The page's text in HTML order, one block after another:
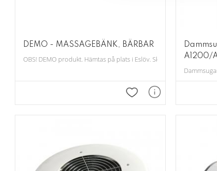
DEMO - MASSAGEBÄNK, BÄRBAR
OBS! DEMO produkt. Hämtas på plats i Eslöv. Skickas inte. NYSKICK!
Lägg till i favoriter
A1200/